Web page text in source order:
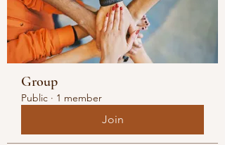
Group
Public · 1 member
Join